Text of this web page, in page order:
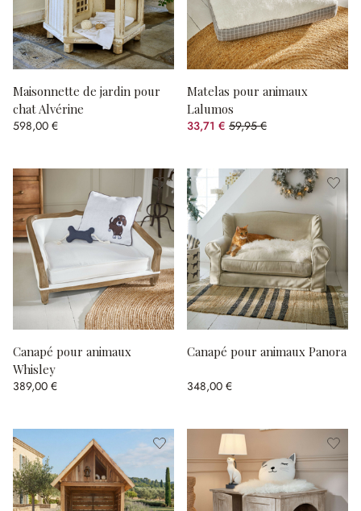
Maisonnette de jardin pour
chat Alvérine
598,00 €
Matelas pour animaux
Lalumos
33,71 € 59,95 €
(43.77%spared)
Canapé pour animaux
Whisley
389,00 €
Canapé pour animaux Panora
348,00 €